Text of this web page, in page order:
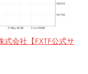
式会社【FXTF公式サ